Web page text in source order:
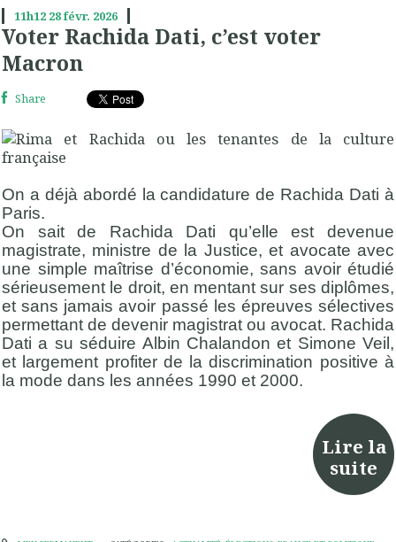
11h12 28févr. 2026
Voter Rachida Dati, c’est voter
Macron
Share
On a déjà abordé la candidature de Rachida Dati à
Paris.
On sait de Rachida Dati qu’elle est devenue
magistrate, ministre de la Justice, et avocate avec
une simple maîtrise d’économie, sans avoir étudié
sérieusement le droit, en mentant sur ses diplômes,
et sans jamais avoir passé les épreuves sélectives
permettant de devenir magistrat ou avocat. Rachida
Dati a su séduire Albin Chalandon et Simone Veil,
et largement profiter de la discrimination positive à
la mode dans les années 1990 et 2000.
Lire la
suite